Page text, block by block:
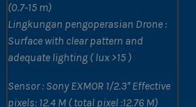
(0.7-15 m)
Lingkungan pengoperasian Drone :
Surface with clear pattern and
adequate lighting ( lux >15 )
Sensor : Sony EXMOR 1/2.3'' Effective
pixels: 12.4 M ( total pixel :12.76 M)